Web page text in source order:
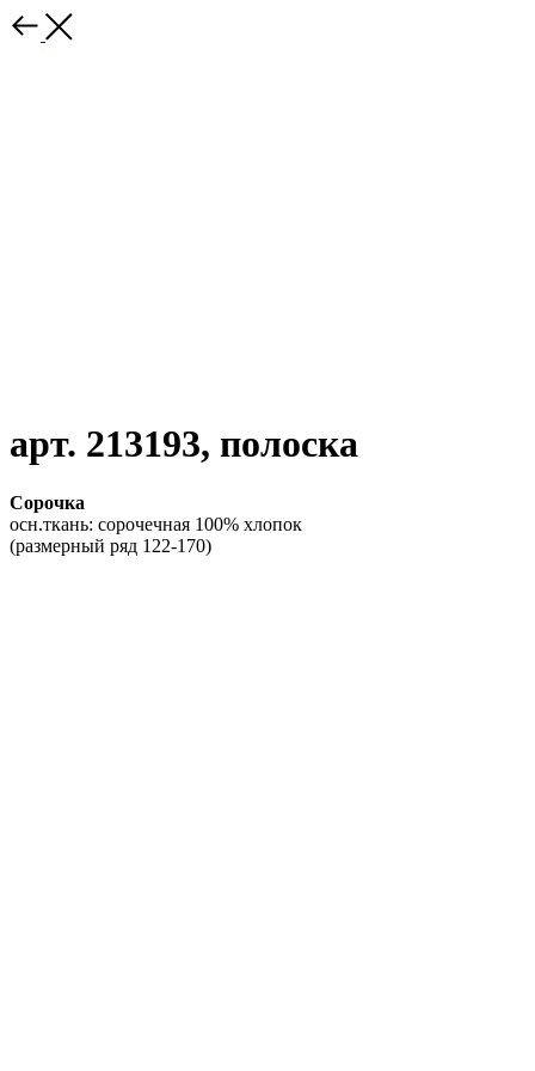
арт. 213193, полоска
Сорочка
осн.ткань: сорочечная 100% хлопок
(размерный ряд 122-170)